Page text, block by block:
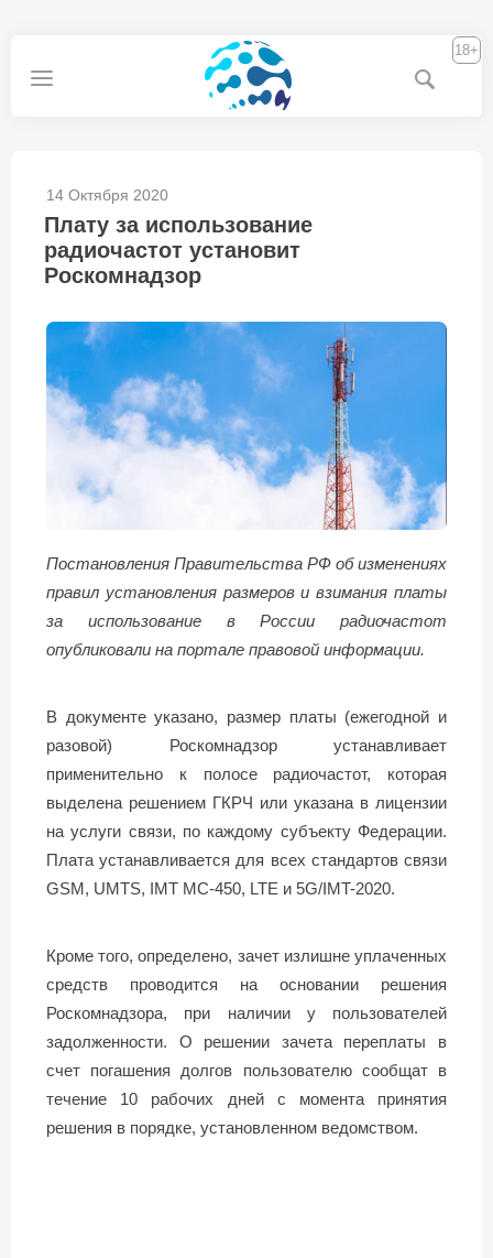
18+
14 Октября 2020
Плату за использование
радиочастот установит
Роскомнадзор
Постановления Правительства РФ об изменениях
правил установления размеров и взимания платы
за использование в России радиочастот
опубликовали на портале правовой информации.
В документе указано, размер платы (ежегодной и
разовой) Роскомнадзор устанавливает
применительно к полосе радиочастот, которая
выделена решением ГКРЧ или указана в лицензии
на услуги связи, по каждому субъекту Федерации.
Плата устанавливается для всех стандартов связи
GSM, UMTS, IMT MC-450, LTE и 5G/IMT-2020.
Кроме того, определено, зачет излишне уплаченных
средств проводится на основании решения
Роскомнадзора, при наличии у пользователей
задолженности. О решении зачета переплаты в
счет погашения долгов пользователю сообщат в
течение 10 рабочих дней с момента принятия
решения в порядке, установленном ведомством.